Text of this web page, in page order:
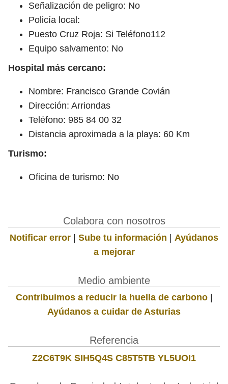
Señalización de peligro: No
Policía local:
Puesto Cruz Roja: Si Teléfono112
Equipo salvamento: No
Hospital más cercano:
Nombre: Francisco Grande Covián
Dirección: Arriondas
Teléfono: 985 84 00 32
Distancia aproximada a la playa: 60 Km
Turismo:
Oficina de turismo: No
Colabora con nosotros
Notificar error | Sube tu información | Ayúdanos
a mejorar
Medio ambiente
Contribuimos a reducir la huella de carbono|
Ayúdanos a cuidar de Asturias
Referencia
Z2C6T9K SIH5Q4S C85T5TB YL5UOI1